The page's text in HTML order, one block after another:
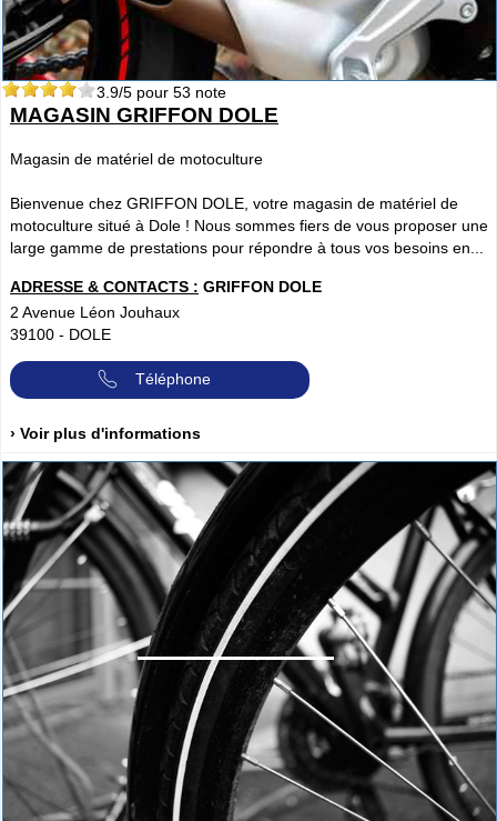
3.9/5 pour 53 note
MAGASIN GRIFFON DOLE
Magasin de matériel de motoculture
Bienvenue chez GRIFFON DOLE, votre magasin de matériel de
motoculture situé à Dole ! Nous sommes fiers de vous proposer une
large gamme de prestations pour répondre à tous vos besoins en...
ADRESSE & CONTACTS : GRIFFON DOLE
2 Avenue Léon Jouhaux
39100 - DOLE
Téléphone
› Voir plus d'informations